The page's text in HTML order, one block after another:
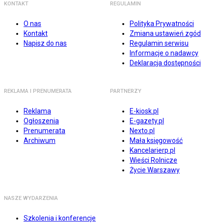
KONTAKT
O nas
Kontakt
Napisz do nas
REGULAMIN
Polityka Prywatności
Zmiana ustawień zgód
Regulamin serwisu
Informacje o nadawcy
Deklaracja dostępności
REKLAMA I PRENUMERATA
Reklama
Ogłoszenia
Prenumerata
Archiwum
PARTNERZY
E-kiosk.pl
E-gazety.pl
Nexto.pl
Mała księgowość
Kancelarierp.pl
Wieści Rolnicze
Życie Warszawy
NASZE WYDARZENIA
Szkolenia i konferencje